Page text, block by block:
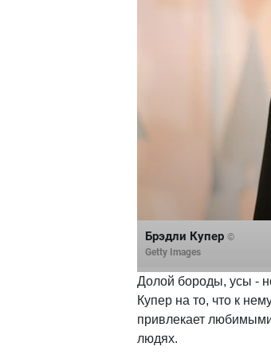
Брэдли Купер ©
Getty Images
Долой бороды, усы -
Купер на то, что к
привлекает
людях.